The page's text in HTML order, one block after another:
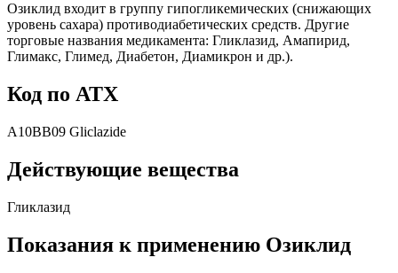
Озиклид входит в группу гипогликемических (снижающих
уровень сахара) противодиабетических средств. Другие
торговые названия медикамента: Гликлазид, Амапирид,
Глимакс, Глимед, Диабетон, Диамикрон и др.).
Код по АТХ
A10BB09 Gliclazide
Действующие вещества
Гликлазид
Показания к применению Озиклид